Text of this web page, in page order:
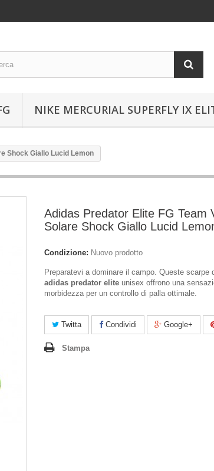
NIKE MERCURIAL SUPERFLY IX
Shock Giallo Lucid Lemon
Adidas Predator Elite FG Team
Solare Shock Giallo Lucid
Condizione: Nuovo prodotto
Preparatevi a dominare il campo. Queste scarpe
adidas predator elite unisex offrono una
morbidezza per un controllo di palla ottimale.
Twitta Condividi Google+
Stampa